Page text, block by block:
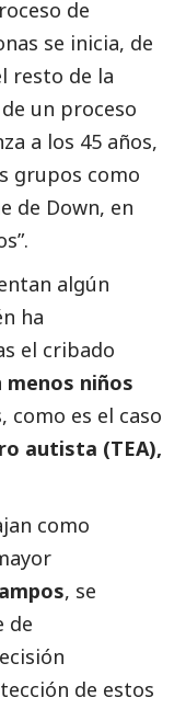
de
se inicia, de
resto de la
un proceso
a los 45 años,
grupos como
de Down, en
algún
ha
el cribado
menos niños
como es el caso
autista (TEA),
como
, se
de
de estos